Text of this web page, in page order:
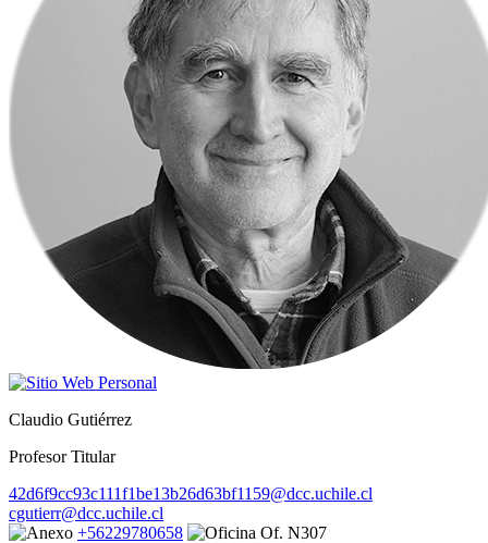
Claudio Gutiérrez
Profesor Titular
42d6f9cc93c111f1be13b26d63bf1159@dcc.uchile.cl
cgutierr@dcc.uchile.cl
+56229780658
Of. N307